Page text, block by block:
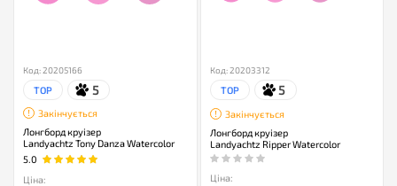
Код: 20205166
TOP 5
Закінчується
Лонгборд круізер
Landyachtz Tony Danza Watercolor
5.0
Ціна:
Код: 20203312
TOP 5
Закінчується
Лонгборд круізер
Landyachtz Ripper Watercolor
Ціна: